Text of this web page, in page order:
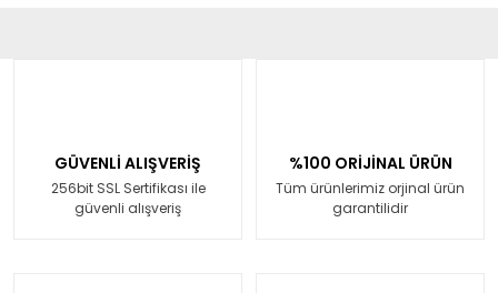
GÜVENLİ ALIŞVERİŞ
256bit SSL Sertifikası ile
güvenli alışveriş
%100 ORİJİNAL ÜRÜN
Tüm ürünlerimiz orjinal ürün
garantilidir